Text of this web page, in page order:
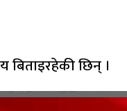
बिताइरहेकी छिन् ।